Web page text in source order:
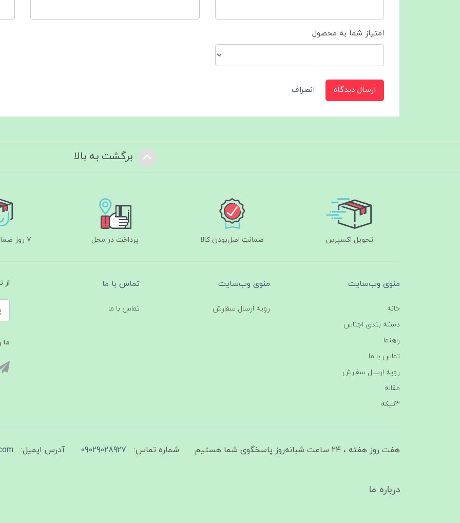
امتیاز شما به محصول
ارسال دیدگاه انصراف
برگشت به بالا
تحویل اکسپرس ضمانت اصل‌بودن کالا پرداخت در محل ۷ روز ضمانت بازگشت
منوی وب‌سایت
خانه
دسته بندی اجناس
راهنما
تماس با ما
رویه ارسال سفارش
مقاله
3تیکه
منوی وب‌سایت
رویه ارسال سفارش
تماس با ما
تماس با ما
از
ما
هفت روز هفته ، ۲۴ ساعت شبانه‌روز پاسخگوی شما هستیم شماره تماس: 09029028927 آدرس ایمیل:
درباره ما